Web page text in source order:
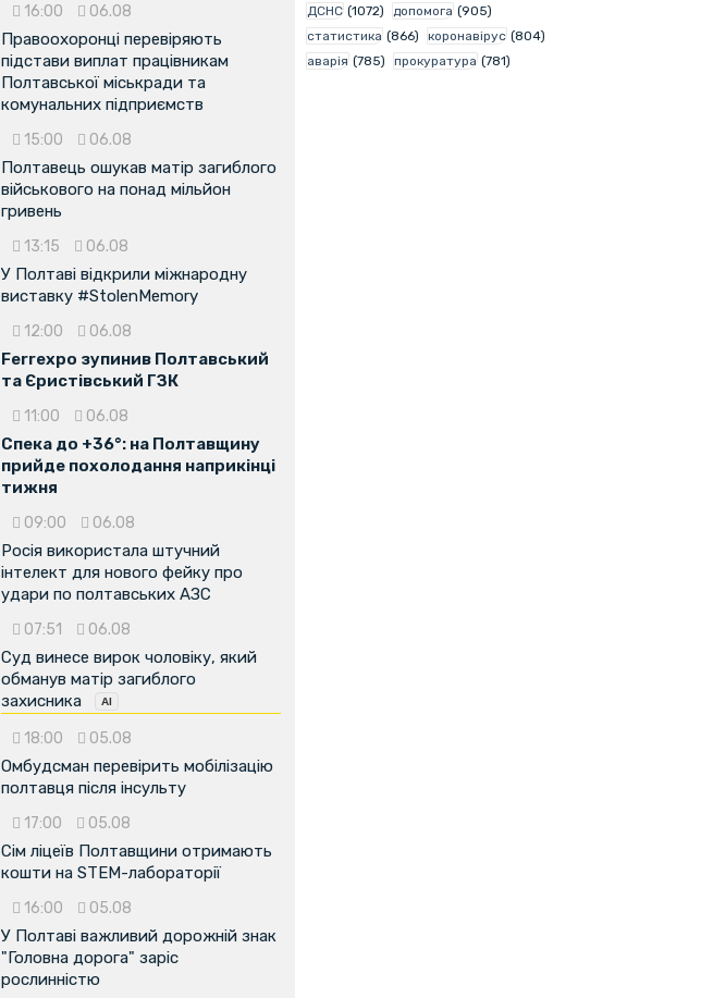
16:00 06.08
Правоохоронці перевіряють
підстави виплат працівникам
Полтавської міськради та
комунальних підприємств
15:00 06.08
Полтавець ошукав матір загиблого
військового на понад мільйон
гривень
13:15 06.08
У Полтаві відкрили міжнародну
виставку #StolenMemory
12:00 06.08
Ferrexpo зупинив Полтавський
та Єристівський ГЗК
11:00 06.08
Спека до +36°: на Полтавщину
прийде похолодання наприкінці
тижня
09:00 06.08
Росія використала штучний
інтелект для нового фейку про
удари по полтавських АЗС
07:51 06.08
Суд винесе вирок чоловіку, який
обманув матір загиблого
захисника
18:00 05.08
Омбудсман перевірить мобілізацію
полтавця після інсульту
17:00 05.08
Сім ліцеїв Полтавщини отримають
кошти на STEM-лабораторії
16:00 05.08
У Полтаві важливий дорожній знак
"Головна дорога" заріс
рослинністю
ДСНС (1072) допомога (905)
статистика (866) коронавірус (804)
аварія (785) прокуратура (781)